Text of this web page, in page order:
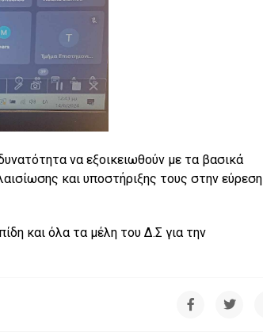
να εξοικειωθούν με τα βασικά
και υποστήριξης τους στην εύρεση
και όλα τα μέλη του Δ.Σ για την